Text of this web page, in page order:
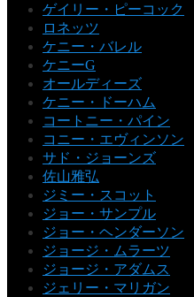
ゲイリー・ピーコック
ロネッツ
ケニー・バレル
ケニーG
オールディーズ
ケニー・ドーハム
コートニー・パイン
コニー・エヴィンソン
サド・ジョーンズ
佐山雅弘
ジミー・スコット
ジョー・サンプル
ジョー・ヘンダーソン
ジョージ・ムラーツ
ジョージ・アダムス
ジェリー・マリガン